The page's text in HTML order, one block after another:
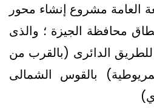
العامة مشروع إنشاء محور
محافظة الجيزة ؛ والذى
الدائرى (بالقرب من
بالقوس الشمالى